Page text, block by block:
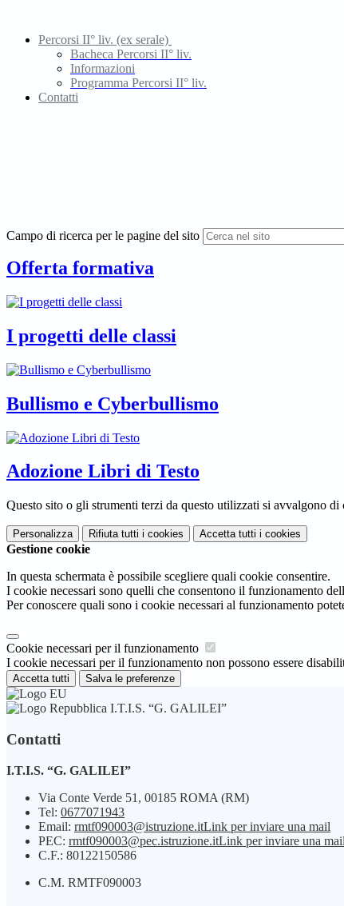
Percorsi II° liv. (ex serale)
Bacheca Percorsi II° liv.
Informazioni
Programma Percorsi II° liv.
Contatti
Campo di ricerca per le pagine del sito
Offerta formativa
I progetti delle classi
Bullismo e Cyberbullismo
Adozione Libri di Testo
Questo sito o gli strumenti terzi da questo utilizzati si avvalgono
Personalizza Rifiuta tutti i cookies Accetta tutti i cookies
Gestione cookie
In questa schermata è possibile scegliere quali cookie consentire.
I cookie necessari sono quelli che consentono il funzionamento
Per conoscere quali sono i cookie necessari al funzionamento
Cookie necessari per il funzionamento
I cookie necessari per il funzionamento non possono essere
Accetta tutti Salva le preferenze
I.T.I.S. “G. GALILEI”
Contatti
I.T.I.S. “G. GALILEI”
Via Conte Verde 51, 00185 ROMA (RM)
Tel: 0677071943
Email: rmtf090003@istruzione.itLink per inviare una mail
PEC: rmtf090003@pec.istruzione.itLink per inviare una mail
C.F.: 80122150586
C.M. RMTF090003